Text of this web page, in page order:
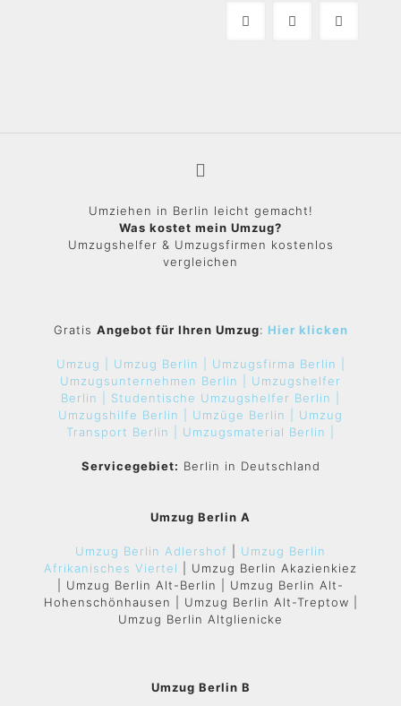
Umziehen in Berlin leicht gemacht!
Was kostet mein Umzug?
Umzugshelfer & Umzugsfirmen kostenlos
vergleichen
Gratis Angebot für Ihren Umzug: Hier klicken
Umzug | Umzug Berlin |
Umzugsfirma Berlin |
Umzugsunternehmen Berlin | Umzugshelfer
Berlin | Studentische Umzugshelfer Berlin |
Umzugshilfe Berlin | Umzüge Berlin | Umzug
Transport Berlin | Umzugsmaterial Berlin |
Servicegebiet: Berlin in Deutschland
Umzug Berlin A
Umzug Berlin Adlershof
Umzug Berlin
Afrikanisches Viertel
| Umzug Berlin Akazienkiez
| Umzug Berlin Alt-Berlin | Umzug Berlin Alt-
Hohenschönhausen | Umzug Berlin Alt-Treptow |
Umzug Berlin Altglienicke
Umzug Berlin B